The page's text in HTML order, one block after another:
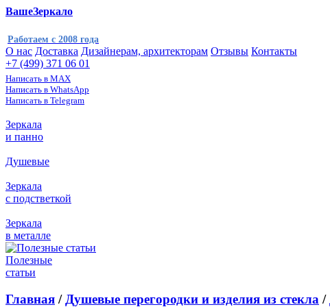
ВашеЗеркало
Работаем с 2008 года
О нас Доставка Дизайнерам, архитекторам Отзывы Контакты
+7 (499) 371 06 01
Написать в MAX
Написать в WhatsApp
Написать в Telegram
Зеркала
и панно
Душевые
Зеркала
с подстветкой
Зеркала
в металле
Полезные
статьи
Главная / Душевые перегородки и изделия из стекла /